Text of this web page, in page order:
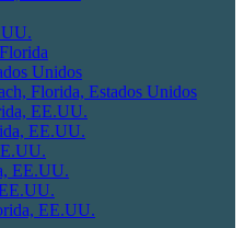
Unidos
Florida, Estados Unidos
EE.UU.
EE.UU.
EE.UU.
EE.UU.